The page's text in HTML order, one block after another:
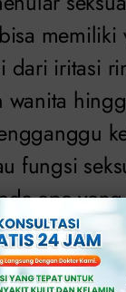
memiliki
dari iritasi
wanita
fungsi
apa
gatal.